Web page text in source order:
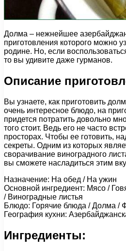
Долма – нежнейшее
приготовления которого можно
родине. Но, если
то вы удивите даже гурманов.
Описание
Вы узнаете, как приготовить
очень интересное блюдо, на
придется потратить довольно
того стоит. Ведь его не часто
просторах. Чтобы ее готовить,
секреты. Одним из которых
сворачивание виноградного
вы сможете насладиться этим
Назначение: На обед / На ужин
Основной ингредиент: Мясо /
/ Виноградные листья
Блюдо: Горячие блюда / Долма /
География кухни:
Ингредиенты: